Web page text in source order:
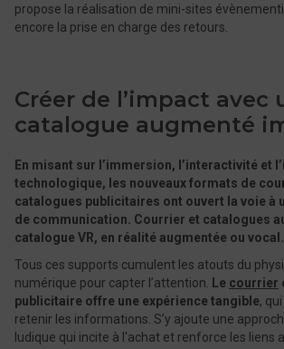
propose la réalisation de mini-sites
encore la prise en charge des retours.
Créer de l’impact avec
catalogue augmenté
En misant sur l’immersion, l’interactivité et
technologique, les nouveaux formats de
catalogues publicitaires ont ouvert la voie à
de communication. Courrier et catalogues
catalogue VR, en réalité augmentée ou
Tous ces supports cumulent les atouts du
numérique pour capter l’attention. Le courrier
publicitaire offre une expérience tangible,
retenir les informations. S’y ajoute une
ludique qui incite à l'achat et renforce les liens